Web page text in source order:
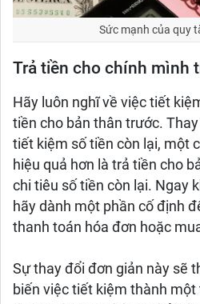
Sức mạnh của quy
Trả tiền cho chính mình
Hãy luôn nghĩ về việc tiết
tiền cho bản thân trước.
tiết kiệm số tiền còn lại, một
hiệu quả hơn là trả tiền cho
chi tiêu số tiền còn lại. Ngay
hãy dành một phần cố định
thanh toán hóa đơn hoặc
Sự thay đổi đơn giản này sẽ
biến việc tiết kiệm thành